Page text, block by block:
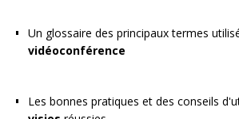
Un glossaire des principaux termes
vidéoconférence
Les bonnes pratiques et des conseils